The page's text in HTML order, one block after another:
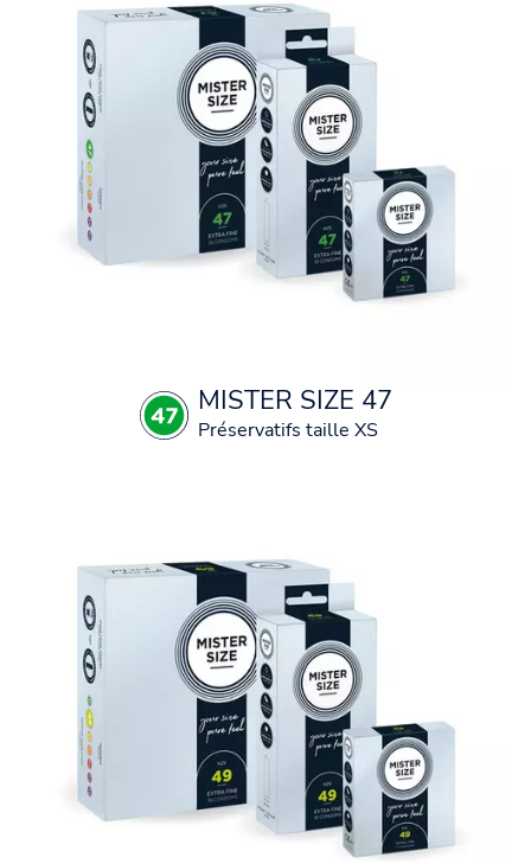
MISTER SIZE 47
Préservatifs taille XS